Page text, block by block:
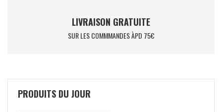
LIVRAISON GRATUITE
SUR LES COMMMANDES ÀPD 75€
PRODUITS DU JOUR